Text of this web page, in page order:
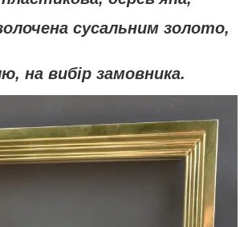
сусальним золото,
на вибір замовника.